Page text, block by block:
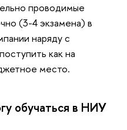
проводимые
(3-4 экзамена) в
наряду с
как на
место.
обучаться в НИУ